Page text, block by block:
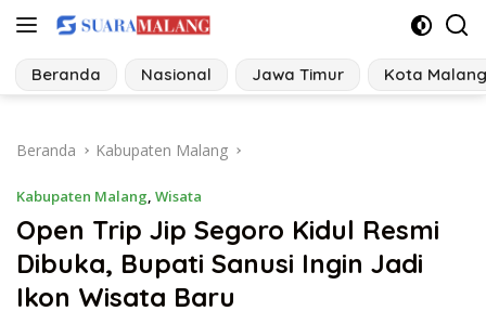
Langsung
konten
Beranda Nasional Jawa Timur Kota Malang
Beranda Kabupaten Malang
Kabupaten Malang, Wisata
Open Trip Jip Segoro Kidul Resmi
Dibuka, Bupati Sanusi Ingin Jadi
Ikon Wisata Baru